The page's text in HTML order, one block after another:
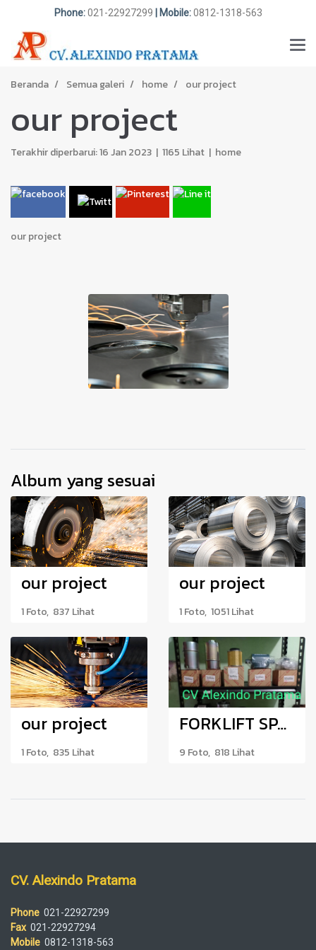
Phone:021-22927299 | Mobile: 0812-1318-563
Beranda Semua galeri home our project
our project
Terakhir diperbarui: 16 Jan 2023 | 1165 Lihat | home
our project
Album yang sesuai
our project
1 Foto, 837 Lihat
our project
1 Foto, 1051 Lihat
our project
1 Foto, 835 Lihat
FORKLIFT SPAREPART
9 Foto, 818 Lihat
CV. Alexindo Pratama
Phone 021-22927299
Fax 021-22927294
Mobile 0812-1318-563